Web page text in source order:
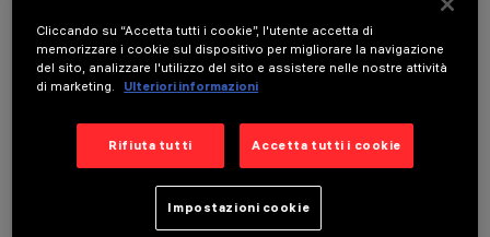
COMPONENTI OPZIONALI
Cliccando su “Accetta tutti i cookie”, l'utente accetta di
memorizzare i cookie sul dispositivo per migliorare la navigazione
del sito, analizzare l'utilizzo del sito e assistere nelle nostre attività
di marketing.
Ulteriori informazioni
Rifiuta tutti Accetta tutti i cookie
Impostazioni cookie